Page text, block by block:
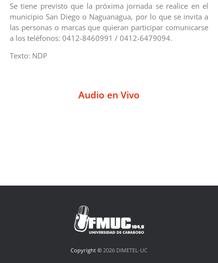
Se tiene previsto que la próxima jornada se realice en el
municipio San Diego o Naguanagua, por lo que se invita a
las personas o marcas que quieran participar comunicarse
a los teléfonos: 0412-8460991 / 0412-6479094.
Texto: NDP
Audio en Vivo
Copyright © 2026 DIMETEL-UC